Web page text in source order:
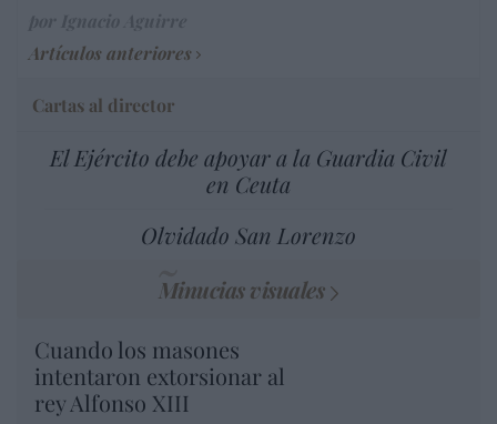
Artículos anteriores
Cartas al director
El Ejército debe apoyar a la Guardia Civil
en Ceuta
Olvidado San Lorenzo
Minucias visuales
Cuando los masones
intentaron extorsionar al
rey Alfonso XIII